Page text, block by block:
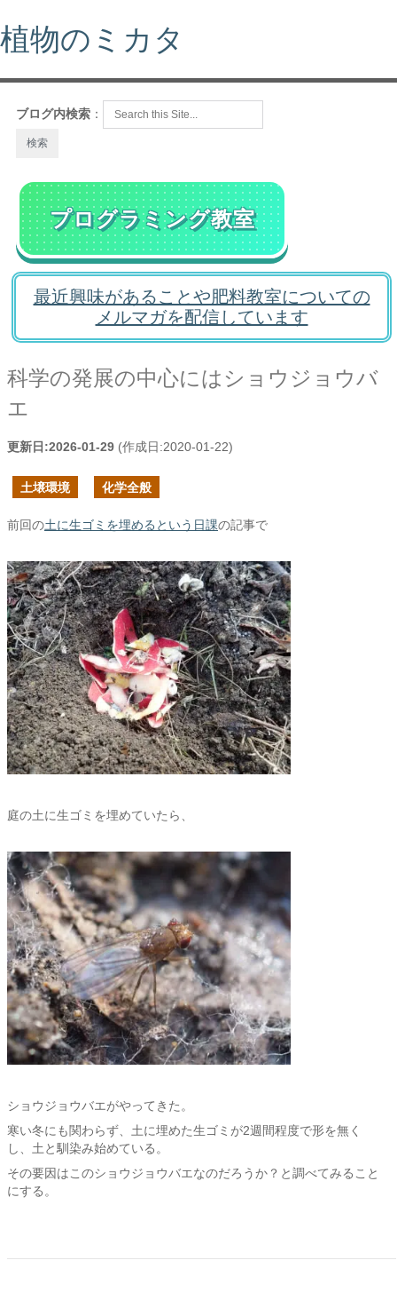
植物のミカタ
ブログ内検索 ：
プログラミング教室
最近興味があることや肥料教室についての
メルマガを配信しています
科学の発展の中心にはショウジョウバ
エ
更新日:2026-01-29 (作成日:2020-01-22)
土壌環境 化学全般
前回の土に生ゴミを埋めるという日課の記事で
庭の土に生ゴミを埋めていたら、
ショウジョウバエがやってきた。
寒い冬にも関わらず、土に埋めた生ゴミが2週間程度で形を無く
し、土と馴染み始めている。
その要因はこのショウジョウバエなのだろうか？と調べてみること
にする。